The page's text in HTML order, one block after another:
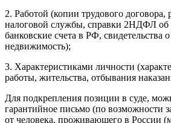
2. Работой (копии трудового договора,
налоговой службы, справки 2НДФЛ об
банковские счета в РФ, свидетельства
недвижимость);
3. Характеристиками личности
работы, жительства, отбывания
Для подкрепления позиции в суде,
гарантийное письмо (по возможности
от человека, проживающего в России